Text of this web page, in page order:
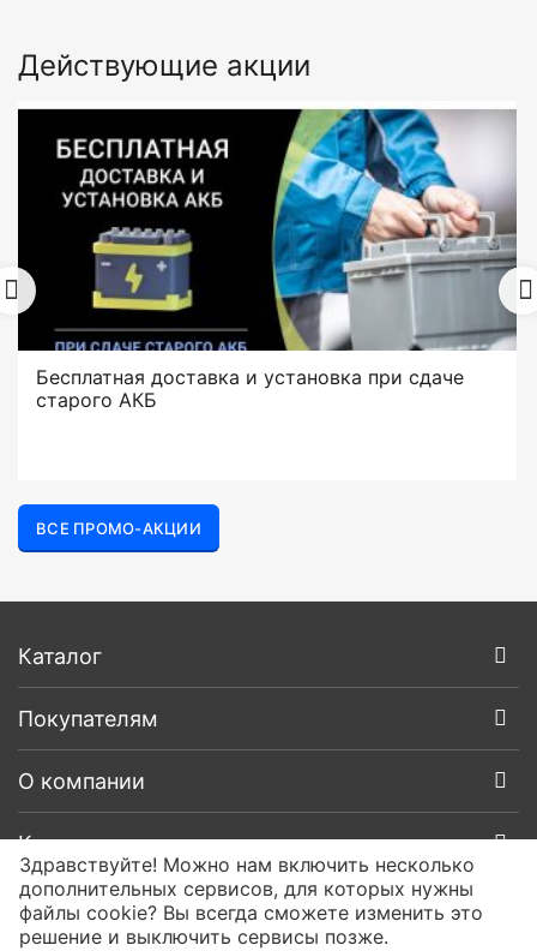
Действующие акции
Бесплатная доставка и установка при сдаче
старого АКБ
ВСЕ ПРОМО-АКЦИИ
Каталог
Покупателям
О компании
Контакты
Здравствуйте! Можно нам включить несколько
дополнительных сервисов, для которых нужны
файлы cookie? Вы всегда сможете изменить это
решение и выключить сервисы позже.